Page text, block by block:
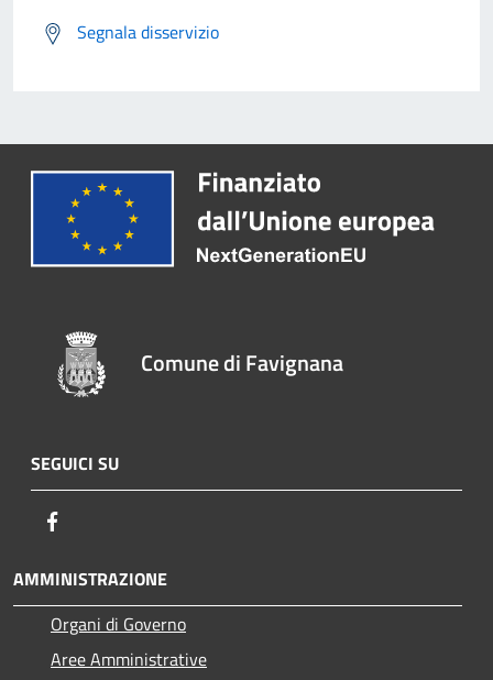
Segnala disservizio
Comune di Favignana
SEGUICI SU
AMMINISTRAZIONE
Organi di Governo
Aree Amministrative